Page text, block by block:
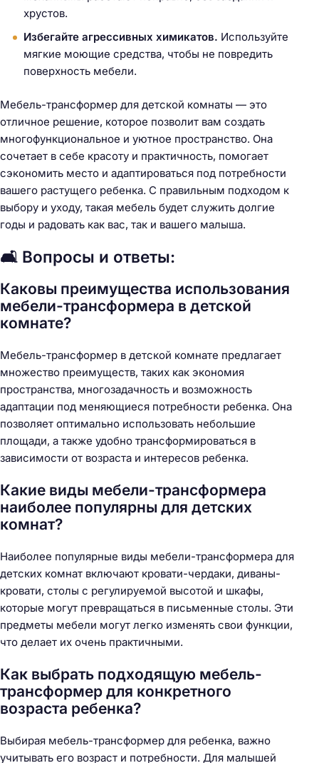
хрустов.
Избегайте агрессивных химикатов. Используйте
мягкие моющие средства, чтобы не повредить
поверхность мебели.
Мебель-трансформер для детской комнаты — это
отличное решение, которое позволит вам создать
многофункциональное и уютное пространство. Она
сочетает в себе красоту и практичность, помогает
сэкономить место и адаптироваться под потребности
вашего растущего ребенка. С правильным подходом к
выбору и уходу, такая мебель будет служить долгие
годы и радовать как вас, так и вашего малыша.
🛋️ Вопросы и ответы:
Каковы преимущества использования
мебели-трансформера в детской
комнате?
Мебель-трансформер в детской комнате предлагает
множество преимуществ, таких как экономия
пространства, многозадачность и возможность
адаптации под меняющиеся потребности ребенка. Она
позволяет оптимально использовать небольшие
площади, а также удобно трансформироваться в
зависимости от возраста и интересов ребенка.
Какие виды мебели-трансформера
наиболее популярны для детских
комнат?
Наиболее популярные виды мебели-трансформера для
детских комнат включают кровати-чердаки, диваны-
кровати, столы с регулируемой высотой и шкафы,
которые могут превращаться в письменные столы. Эти
предметы мебели могут легко изменять свои функции,
что делает их очень практичными.
Как выбрать подходящую мебель-
трансформер для конкретного
возраста ребенка?
Выбирая мебель-трансформер для ребенка, важно
учитывать его возраст и потребности. Для малышей